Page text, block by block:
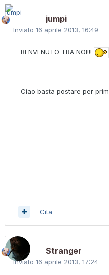
jumpi
Inviato 16 aprile 2013, 16:49
BENVENUTO TRA NOI!!!
Ciao basta postare per
Cita
Stranger
Inviato 16 aprile 2013, 17:24